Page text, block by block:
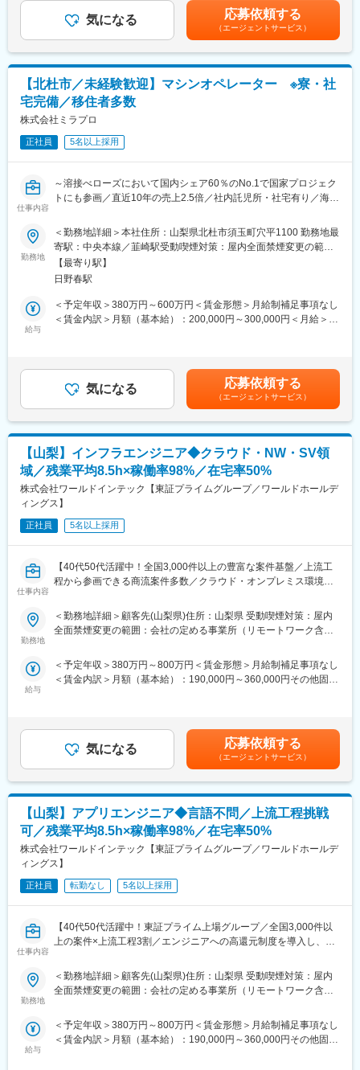
します。
・ワールドインテックのワークスタイルは、あなたのキャリア形
成をともに考え、自分に合った分野・勤務地で働けるワークスタ
イルです。
・実務に必要なスキルを身に付けることができる教育研修制度が
あり、さまざまな技術を身に付けることができます。
変更の範囲：会社の定める業務
また、カーボンニュートラルがうたわれる世の中で半導体メーカ
ーでもフロンガスから自然冷媒にシフトすることが求められてお
■同社について：
【事業】同社は1984年に元教師の津金会長が設立し9名で電子部
品の組立下請けとしてスタート、真空をコア技術とし、真空事
のすそ野が広いことも特徴です。主力事業である真空事業では、
半導体製造装置に使われる「溶接ベローズ」で世界トップクラス
り、創業当時から積み重ねた溶接・機械加工・組立等の技術の高
度化を図ってきました。多くの業種に共通するものづくりのノウ
代のグリーンエネルギー分野等に技術や製品を提供し国内外のイ
ノベーションを下支えしています。創業当初から売上も右肩上が
りで推移しており、創業50周年にあたる2034年度には1000億円
の売上げを目指します。
変更の範囲：会社の定める業務
んと評価に反映されます。賃金はあくまでも目安の金額であり、
選考を通じて上下する可能性があります。月給(月額)は固定手当を
気になる 応募依頼する
（エージェントサービス）
【北杜市／未経験歓迎】マシンオペレーター ※寮・社
宅完備／移住者多数
株式会社ミラプロ
正社員 5名以上採用
仕事内容
～溶接べローズにおいて国内シェア60％のNo.1で国家プロジェク
トにも参画／直近10年の売上2.5倍／社内託児所・社宅有り／海外
■担当業務：マシンオペレーター職としてご活躍いただきます。
■詳細：半導体を作るためには「真空」の環境が必要です。
当社では真空状態を生み出すために不可欠な各種装置・部品類の
設計や製造を行っており、本ポジションではマシンを用いてそれ
らの加工を行うオペレーター業務をお任せします。
＜加工例＞マシニングセンタやNC旋盤を使って金属の加工業務を
お願いします。半導体製造装置や宇宙科学研究、医療機器製造装
ングセンタへ入力されたデータに基づき部品を切削加工します。
■同社について：
のすそ野が広いことも特徴です。主力事業である真空事業では、
半導体製造装置に使われる「溶接ベローズ」で世界トップクラス
のシェアを誇ります。その他の事業も真空技術から発展してお
り、創業当時から積み重ねた溶接・機械加工・組立等の技術の高
ハウとエンジニアリング手法を活かし、半導体・IT・医療・新時
代のグリーンエネルギー分野等に技術や製品を提供し国内外のイ
りで推移しており、創業50周年にあたる2034年度には1000億円
の売上げを目指します。
変更の範囲：会社の定める業務
勤務地
＜勤務地詳細＞本社住所：山梨県北杜市須玉町穴平1100 勤務地最
寄駅：中央本線／韮崎駅受動喫煙対策：屋内全面禁煙変更の範
囲：会社の定める事業所
【最寄り駅】
日野春駅
給与
＜予定年収＞380万円～600万円＜賃金形態＞月給制補足事項なし
＜賃金内訳＞月額（基本給）：200,000円～300,000円＜月給＞
んと評価に反映されます。賃金はあくまでも目安の金額であり、
選考を通じて上下する可能性があります。月給(月額)は固定手当を
気になる 応募依頼する
（エージェントサービス）
【山梨】インフラエンジニア◆クラウド・NW・SV領
域／残業平均8.5h×稼働率98%／在宅率50%
株式会社ワールドインテック【東証プライムグループ／ワールドホールデ
ィングス】
正社員 5名以上採用
仕事内容
【40代50代活躍中！全国3,000件以上の豊富な案件基盤／上流工
程から参画できる商流案件多数／クラウド・オンプレミス環境の
※こんな方にお薦め
●構築経験を活かして設計・要件定義へステップアップしたい方
●大規模インフラ案件で技術力を磨きたい方
●リーダーやPMを目指したい方
大手企業を中心としたクライアント先にて、インフラ設計・構築
業務をご担当いただきます。
<案件事例>
・大手自動車メーカー向け自動運転／コネクティッド開発
・メガバンク向け大規模システム構築
・大学向けシステム開発
・医療向けパッケージソフト開発
・倉庫管理システム開発
・官公庁向けサーバ仮想化設計・構築
<技術環境例>
●クラウド
・RHEL、Ubuntu、Hyper-V、VMware vSphere、KVM
●ネットワーク・セキュリティ
●データベース・ミドルウェア
・PostgreSQL、Aurora、Redis、Nginx
東証プライム上場ワールドHDグループの中核企業として、IT技術
支援サービスを展開しています。全国3,000件以上の案件を保有
勤務地
＜勤務地詳細＞顧客先(山梨県)住所：山梨県 受動喫煙対策：屋内
全面禁煙変更の範囲：会社の定める事業所（リモートワーク含
給与
＜予定年収＞380万円～800万円＜賃金形態＞月給制補足事項なし
＜賃金内訳＞月額（基本給）：190,000円～360,000円その他固定
月）※賞与3か月分（2023年実績）賃金はあくまでも目安の金額で
あり、選考を通じて上下する可能性があります。月給(月額)は固定
気になる 応募依頼する
（エージェントサービス）
【山梨】アプリエンジニア◆言語不問／上流工程挑戦
可／残業平均8.5h×稼働率98%／在宅率50%
株式会社ワールドインテック【東証プライムグループ／ワールドホールデ
ィングス】
正社員 転勤なし 5名以上採用
仕事内容
【40代50代活躍中！東証プライム上場グループ／全国3,000件以
上の案件×上流工程3割／エンジニアへの高還元制度を導入し、ス
※こんな方にお薦め
●エンジニアとしてスキルアップと収入アップを同時に実現したい
●案件選択や働き方において、エンジニアファーストの環境で働き
たい
勤務地
＜勤務地詳細＞顧客先(山梨県)住所：山梨県 受動喫煙対策：屋内
全面禁煙変更の範囲：会社の定める事業所（リモートワーク含
給与
＜予定年収＞380万円～800万円＜賃金形態＞月給制補足事項なし
＜賃金内訳＞月額（基本給）：190,000円～360,000円その他固定